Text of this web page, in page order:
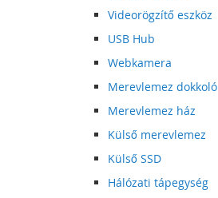
Videorögzítő eszköz
USB Hub
Webkamera
Merevlemez dokkoló
Merevlemez ház
Külső merevlemez
Külső SSD
Hálózati tápegység